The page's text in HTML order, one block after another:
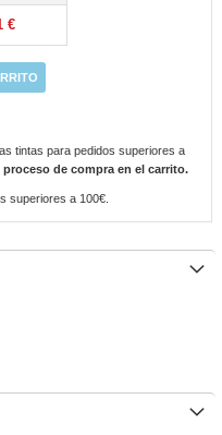
€
tintas para pedidos superiores a
de compra en el carrito.
superiores a 100€.